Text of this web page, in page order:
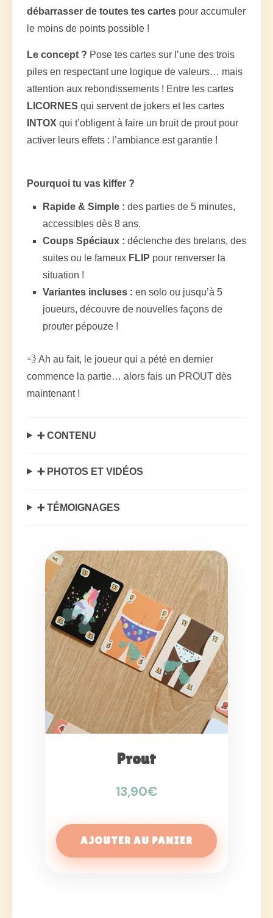
débarrasser de toutes tes cartes pour accumuler
le moins de points possible !
Le concept ? Pose tes cartes sur l’une des trois
piles en respectant une logique de valeurs… mais
attention aux rebondissements ! Entre les cartes
LICORNES qui servent de jokers et les cartes
INTOX qui t’obligent à faire un bruit de prout pour
activer leurs effets : l’ambiance est garantie !
Pourquoi tu vas kiffer ?
Rapide & Simple : des parties de 5 minutes,
accessibles dès 8 ans.
Coups Spéciaux : déclenche des brelans, des
suites ou le fameux FLIP pour renverser la
situation !
Variantes incluses : en solo ou jusqu’à 5
joueurs, découvre de nouvelles façons de
prouter pépouze !
💨 Ah au fait, le joueur qui a pété en dernier
commence la partie… alors fais un PROUT dès
maintenant !
➕ CONTENU
➕ PHOTOS ET VIDÉOS
➕ TÉMOIGNAGES
Prout
13,90€
AJOUTER AU PANIER